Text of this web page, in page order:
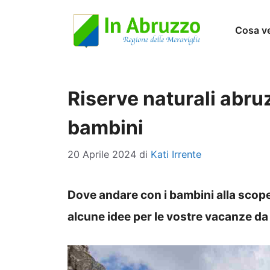
Cosa
Riserve naturali
bambini
20 Aprile 2024 di Kati Irrente
Dove andare con i bambini alla
alcune idee per le vostre vacanze